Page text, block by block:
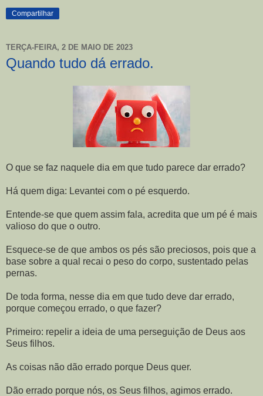
Compartilhar
TERÇA-FEIRA, 2 DE MAIO DE 2023
Quando tudo dá errado.
O que se faz naquele dia em que tudo parece dar errado?
Há quem diga: Levantei com o pé esquerdo.
Entende-se que quem assim fala, acredita que um pé é mais
valioso do que o outro.
Esquece-se de que ambos os pés são preciosos, pois que a
base sobre a qual recai o peso do corpo, sustentado pelas
pernas.
De toda forma, nesse dia em que tudo deve dar errado,
porque começou errado, o que fazer?
Primeiro: repelir a ideia de uma perseguição de Deus aos
Seus filhos.
As coisas não dão errado porque Deus quer.
Dão errado porque nós, os Seus filhos, agimos errado.